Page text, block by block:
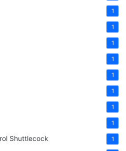
1
1
1
1
1
1
1
1
Shuttlecock 1